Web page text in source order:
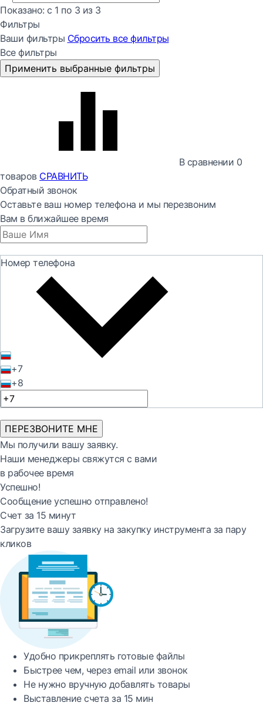
Показано: с 1 по 3 из 3
Фильтры
Ваши фильтры Сбросить все фильтры
Все фильтры
Применить выбранные фильтры
В сравнении 0
товаров СРАВНИТЬ
Обратный звонок
Оставьте ваш номер телефона и мы перезвоним
Вам в ближайшее время
Номер телефона
+7
+8
ПЕРЕЗВОНИТЕ МНЕ
Мы получили вашу заявку.
Наши менеджеры свяжутся с вами
в рабочее время
Успешно!
Сообщение успешно отправлено!
Счет за 15 минут
Загрузите вашу заявку на закупку инструмента за пару
кликов
Удобно прикреплять готовые файлы
Быстреечем, через email или звонок
Не нужно вручную добавлять товары
Выставление счета за 15 мин